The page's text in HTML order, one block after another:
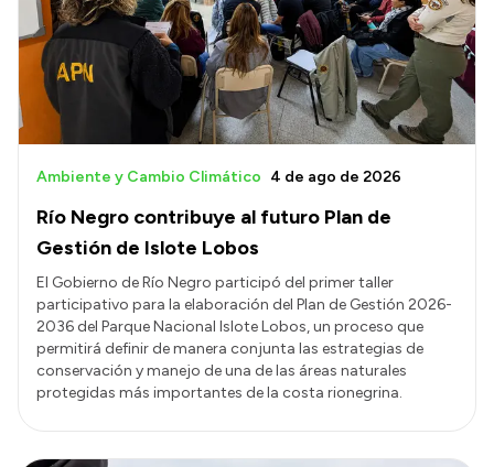
Río Negro contribuye al futuro Plan de
Gestión de Islote Lobos
Ambiente y Cambio Climático 4 de ago de 2026
El Gobierno de Río Negro participó del primer taller
participativo para la elaboración del Plan de Gestión 2026-
2036 del Parque Nacional Islote Lobos, un proceso que
permitirá definir de manera conjunta las estrategias de
conservación y manejo de una de las áreas naturales
protegidas más importantes de la costa rionegrina.